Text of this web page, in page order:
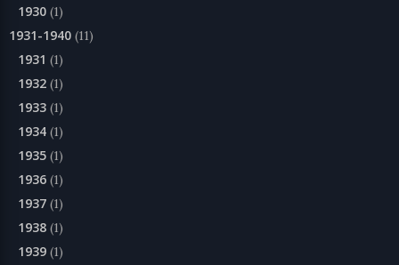
1930 (1)
1931-1940 (11)
1931 (1)
1932 (1)
1933 (1)
1934 (1)
1935 (1)
1936 (1)
1937 (1)
1938 (1)
1939 (1)